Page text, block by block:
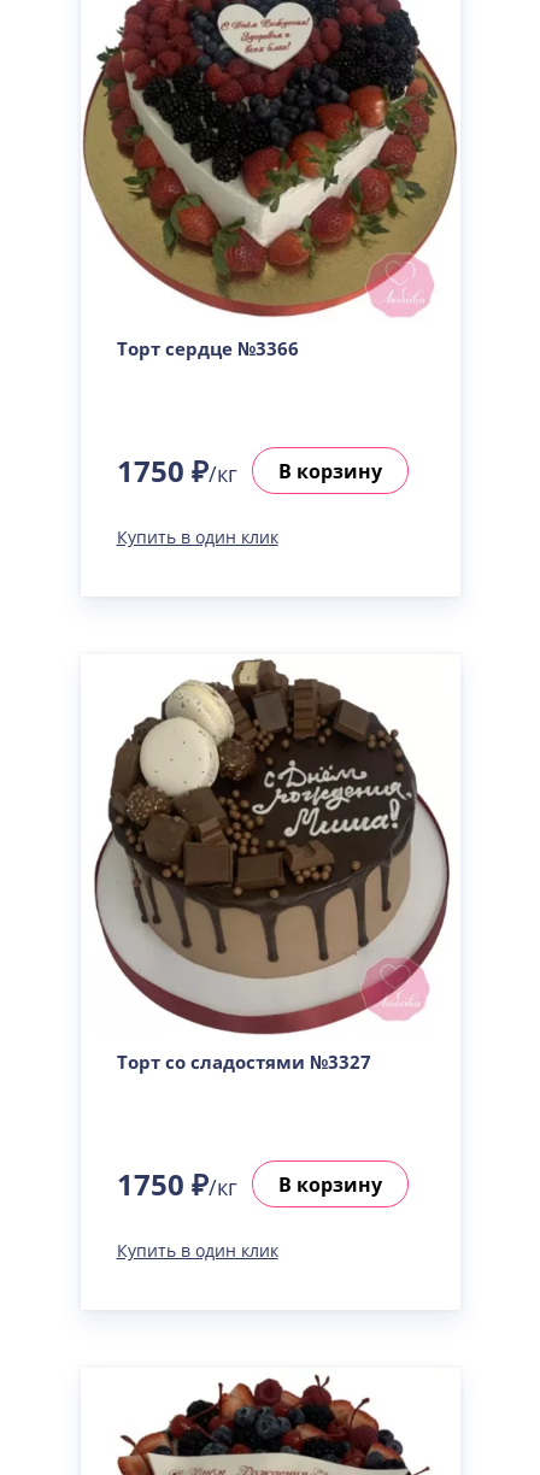
Торт сердце №3366
1750 ₽/кг В корзину
Купить в один клик
Торт со сладостями №3327
1750 ₽/кг В корзину
Купить в один клик